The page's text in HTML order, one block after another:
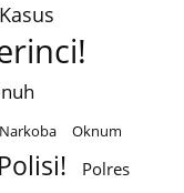
Kasus
Narkoba Oknum
Polisi!
Polres